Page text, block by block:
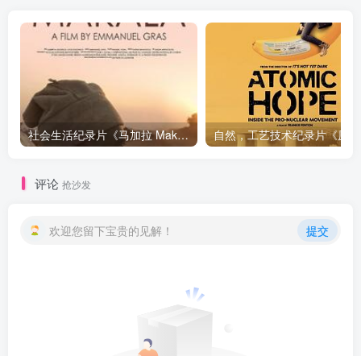
社会生活纪录片《马加拉 Makala》下载
评论 抢沙发
欢迎您留下宝贵的见解！ 提交